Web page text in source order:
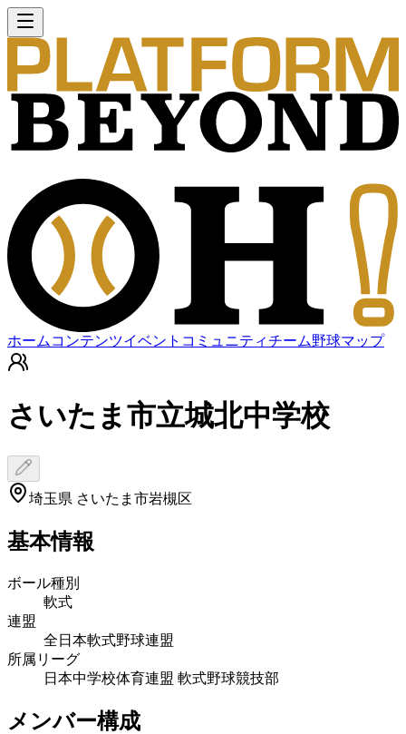
ホーム コンテンツイベント コミュニティチーム野球マップ
さいたま市立城北中学校
埼玉県 さいたま市岩槻区
基本情報
ボール種別
軟式
連盟
全日本軟式野球連盟
所属リーグ
日本中学校体育連盟 軟式野球競技部
メンバー構成